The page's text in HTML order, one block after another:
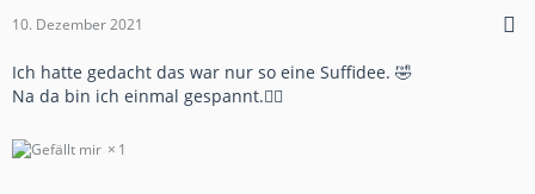
10. Dezember 2021
Ich hatte gedacht das war nur so eine Suffidee. 🤣
Na da bin ich einmal gespannt.👍🏼
1